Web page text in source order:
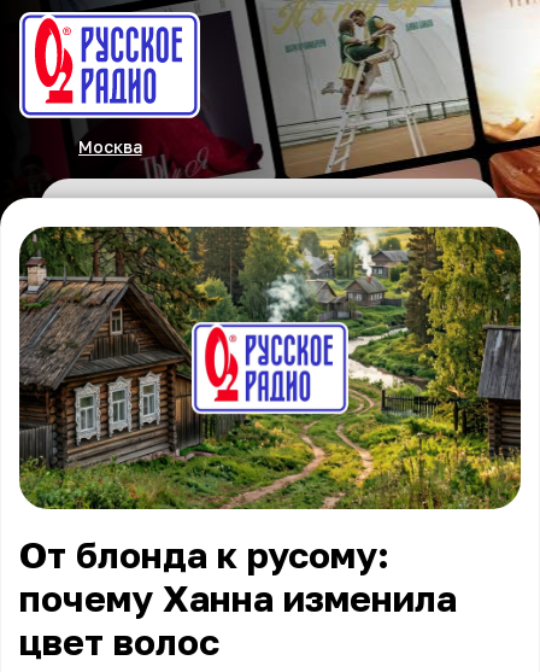
Москва
От блонда к русому:
почему Ханна изменила
цвет волос